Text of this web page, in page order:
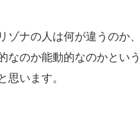
ゾナの人は何が違うのか
なのか能動的なのかとい
思います。